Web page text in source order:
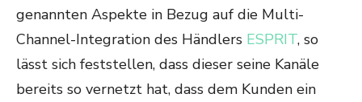
genannten Aspekte in Bezug auf die Multi-
Channel-Integration des Händlers ESPRIT, so
lässt sich feststellen, dass dieser seine Kanäle
bereits so vernetzt hat, dass dem Kunden ein